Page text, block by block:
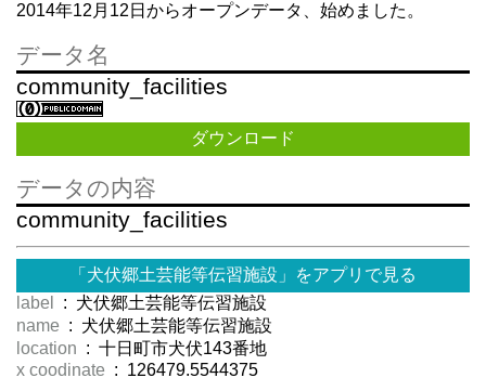
2014年12月12日からオープンデータ、始めました。
データ名
community_facilities
ダウンロード
データの内容
community_facilities
「犬伏郷土芸能等伝習施設」をアプリで見る
label
: 犬伏郷土芸能等伝習施設
name : 犬伏郷土芸能等伝習施設
location : 十日町市犬伏143番地
x coodinate : 126479.5544375